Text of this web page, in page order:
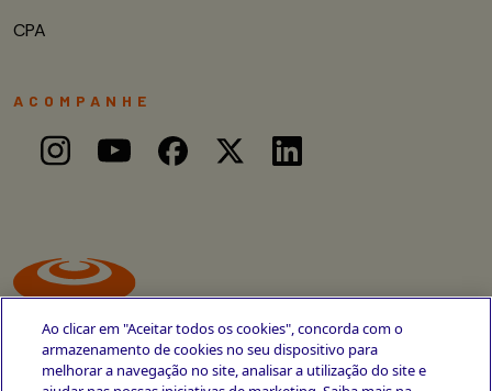
CPA
ACOMPANHE
Ao clicar em "Aceitar todos os cookies", concorda com o
armazenamento de cookies no seu dispositivo para
melhorar a navegação no site, analisar a utilização do site e